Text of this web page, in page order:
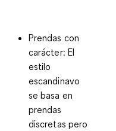
Prendas con
carácter: El
estilo
escandinavo
se basa en
prendas
discretas pero